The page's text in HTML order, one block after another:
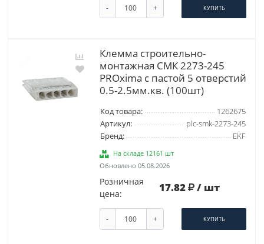
- + КУПИТЬ
Клемма строительно-
монтажная СМК 2273-245
PROxima с пастой 5 отверстий
0.5-2.5мм.кв. (100шт)
Код товара:
1262675
Артикул:
plc-smk-2273-245
Бренд:
EKF
На складе 12161 шт
Обновлено 05.08.2026
Розничная
цена:
17.82 / шт
- + КУПИТЬ